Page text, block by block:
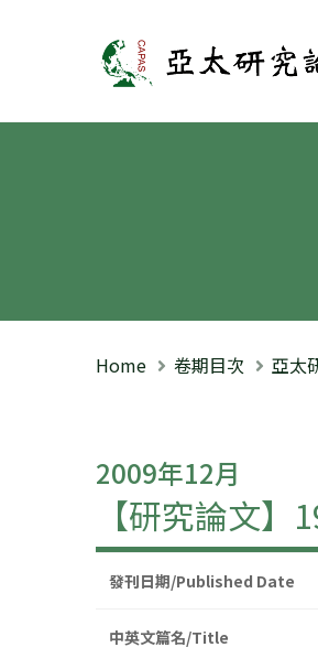
亞太研究論
Home 卷期目次 亞太
2009年12月
【研究論文
發刊日期/Published Date
中英文篇名/Title